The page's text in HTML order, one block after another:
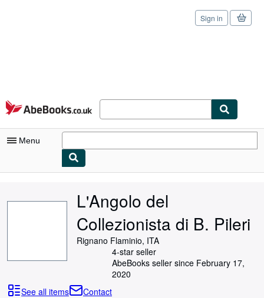
Skip to main content
AbeBooks.co.uk
Sign in
Menu
My Purchases
Browse Collections
Rare Books
L'Angolo del
Collezionista di B. Pileri
Rignano Flaminio, ITA
4-star seller
AbeBooks seller since February 17,
2020
See all items
Contact